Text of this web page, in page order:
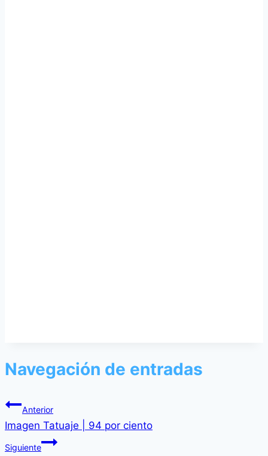
Navegación de entradas
Anterior
Imagen Tatuaje | 94 por ciento
Siguiente